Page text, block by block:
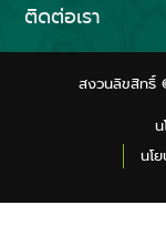
ติดต่อเรา
สงวนลิขสิทธิ์
นโ